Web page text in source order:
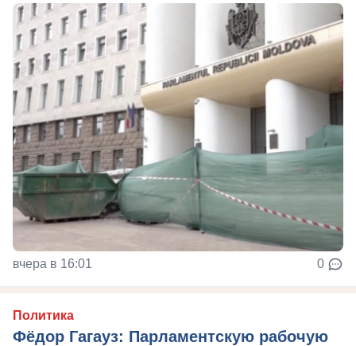
вчера в 16:01 0
Политика
Фёдор Гагауз: Парламентскую рабочую